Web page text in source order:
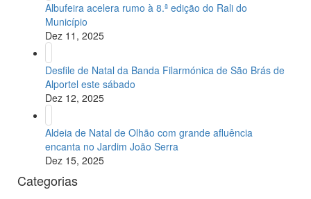
Albufeira acelera rumo à 8.ª edição do Rali do
Município
Dez 11, 2025
Desfile de Natal da Banda Filarmónica de São Brás de
Alportel este sábado
Dez 12, 2025
Aldeia de Natal de Olhão com grande afluência
encanta no Jardim João Serra
Dez 15, 2025
Categorias